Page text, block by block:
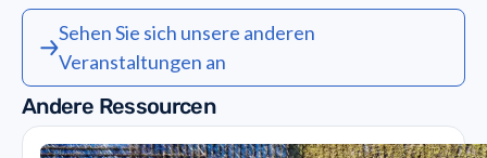
Sehen Sie sich unsere anderen
Veranstaltungen an
Andere Ressourcen